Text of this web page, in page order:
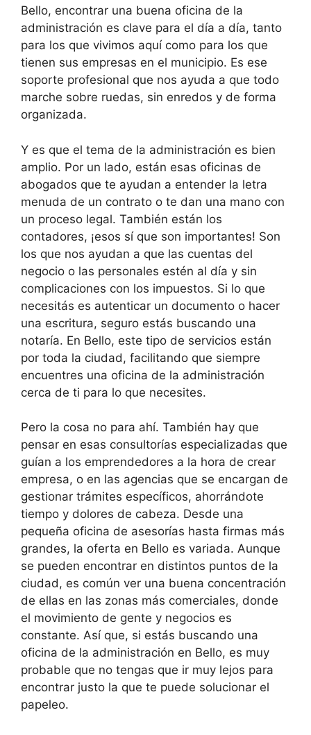
Bello, encontrar una buena oficina de la
administración es clave para el día a día, tanto
para los que vivimos aquí como para los que
tienen sus empresas en el municipio. Es ese
soporte profesional que nos ayuda a que todo
marche sobre ruedas, sin enredos y de forma
organizada.
Y es que el tema de la administración es bien
amplio. Por un lado, están esas oficinas de
abogados que te ayudan a entender la letra
menuda de un contrato o te dan una mano con
un proceso legal. También están los
contadores, ¡esos sí que son importantes! Son
los que nos ayudan a que las cuentas del
negocio o las personales estén al día y sin
complicaciones con los impuestos. Si lo que
necesitás es autenticar un documento o hacer
una escritura, seguro estás buscando una
notaría. En Bello, este tipo de servicios están
por toda la ciudad, facilitando que siempre
encuentres una oficina de la administración
cerca de ti para lo que necesites.
Pero la cosa no para ahí. También hay que
pensar en esas consultorías especializadas que
guían a los emprendedores a la hora de crear
empresa, o en las agencias que se encargan de
gestionar trámites específicos, ahorrándote
tiempo y dolores de cabeza. Desde una
pequeña oficina de asesorías hasta firmas más
grandes, la oferta en Bello es variada. Aunque
se pueden encontrar en distintos puntos de la
ciudad, es común ver una buena concentración
de ellas en las zonas más comerciales, donde
el movimiento de gente y negocios es
constante. Así que, si estás buscando una
oficina de la administración en Bello, es muy
probable que no tengas que ir muy lejos para
encontrar justo la que te puede solucionar el
papeleo.